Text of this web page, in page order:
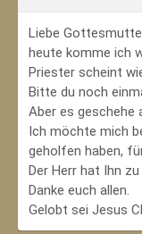
Liebe
heute komme ich
Priester scheint
Bitte du noch
Aber es geschehe
Ich möchte mich
geholfen haben,
Der Herr hat Ihn
Danke euch allen.
Gelobt sei Jesus